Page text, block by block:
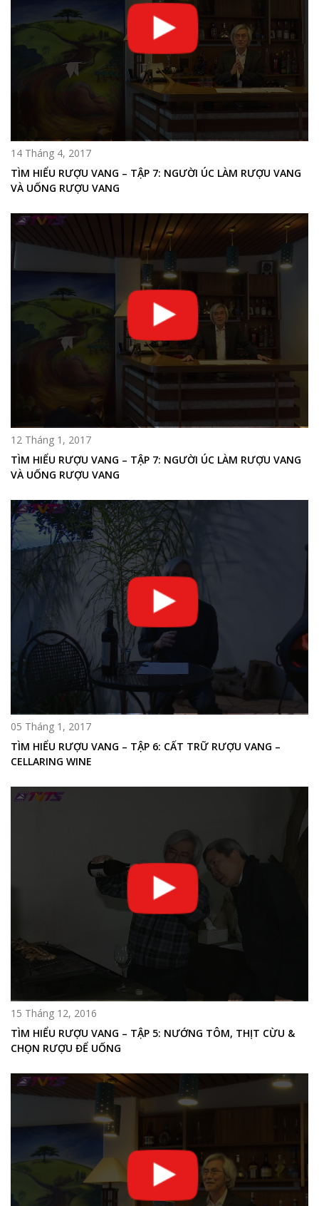
14 Tháng 4, 2017
TÌM HIỂU RƯỢU VANG – TẬP 7: NGƯỜI ÚC LÀM RƯỢU VANG
VÀ UỐNG RƯỢU VANG
12 Tháng 1, 2017
TÌM HIỂU RƯỢU VANG – TẬP 7: NGƯỜI ÚC LÀM RƯỢU VANG
VÀ UỐNG RƯỢU VANG
05 Tháng 1, 2017
TÌM HIỂU RƯỢU VANG – TẬP 6: CẤT TRỮ RƯỢU VANG –
CELLARING WINE
15 Tháng 12, 2016
TÌM HIỂU RƯỢU VANG – TẬP 5: NƯỚNG TÔM, THỊT CỪU &
CHỌN RƯỢU ĐỂ UỐNG